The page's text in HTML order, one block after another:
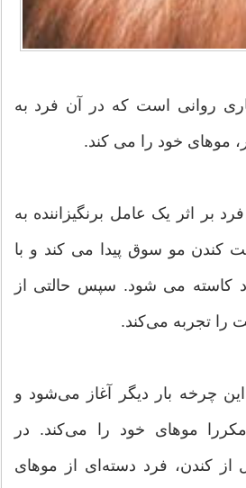
روانی است که در آن فرد به
موهای خود را می کند.
بر اثر یک عامل برنگیزاننده به
کندن مو سوق پیدا می کند و با
کاسته می شود. سپس حالتی از
را تجربه می‌کند.
چرخه بار دیگر آغاز می‌شود و
موهای خود را می‌کند. در
از کندن، فرد دسته‌ای از موهای